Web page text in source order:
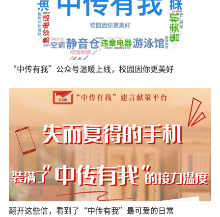
“中传有我”公众号温暖上线，校园因你更美好
翻开这些信，看到了“中传有我”最可爱的日常